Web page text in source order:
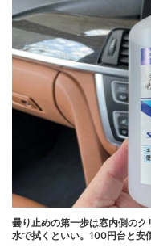
曇り止めの第一歩は窓内側の
水で拭くといい。100円台と安